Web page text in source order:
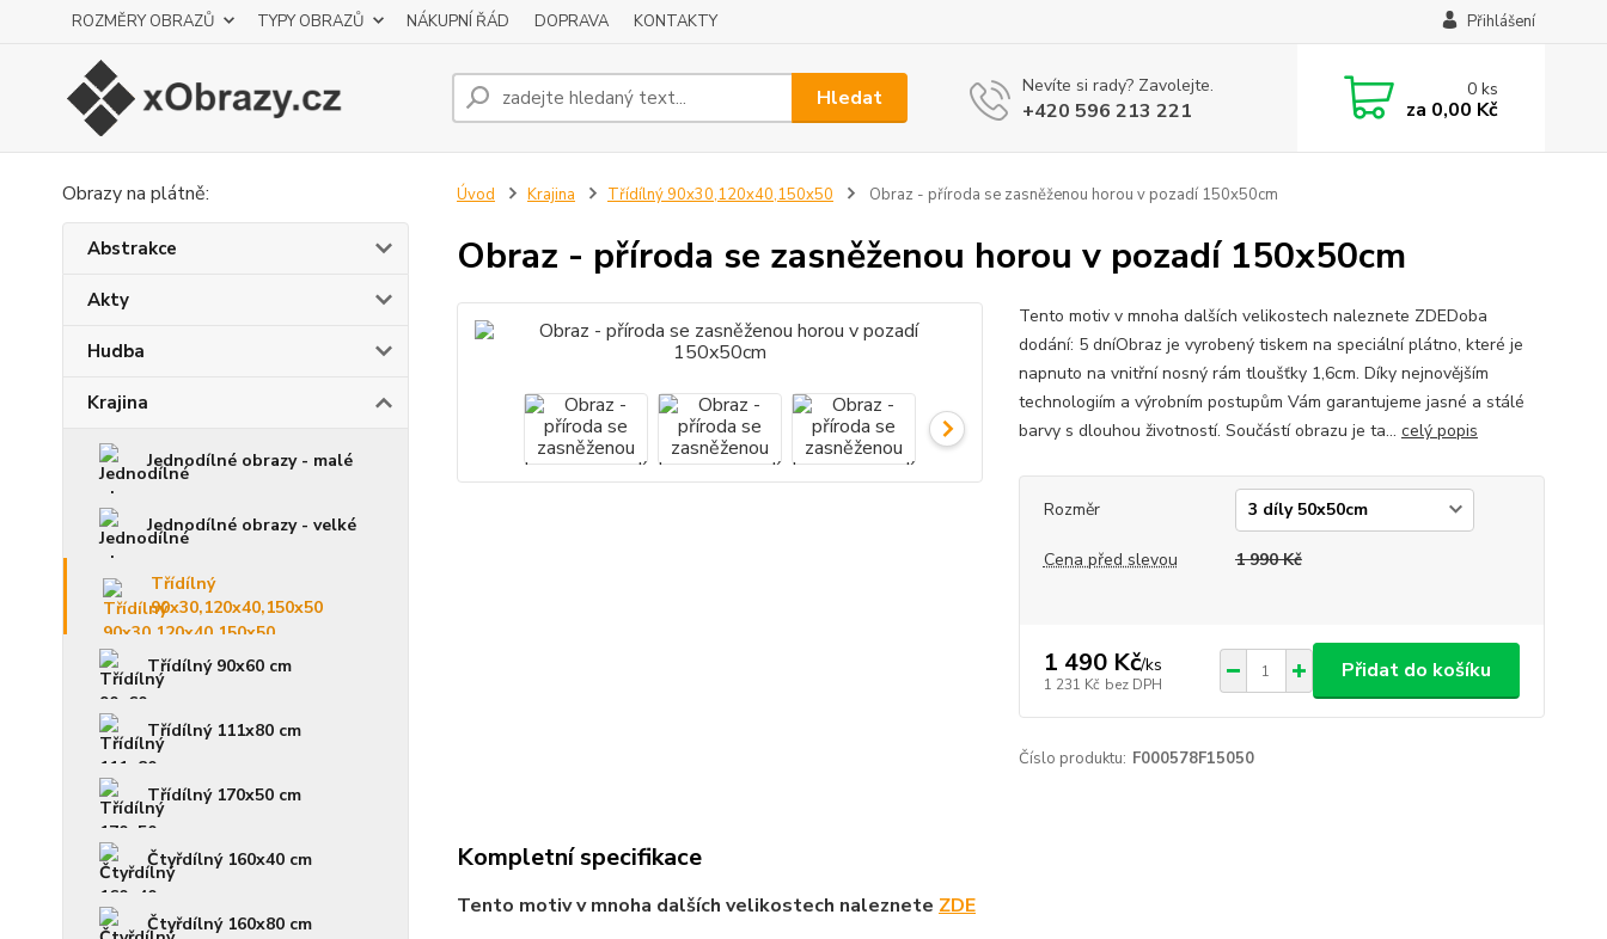
ROZMĚRY OBRAZŮ TYPY OBRAZŮ NÁKUPNÍ ŘÁD DOPRAVA KONTAKTY Přihlášení
Hledat Nevíte si rady? Zavolejte.
+420 596 213 221
0ks
za 0,00 Kč
Obrazy na plátně:
Abstrakce
Akty
Hudba
Krajina
Jednodílné obrazy - malé
Jednodílné obrazy - velké
Třídílný
90x30,120x40,150x50
Třídílný 90x60 cm
Třídílný 111x80 cm
Třídílný 170x50 cm
Čtyřdílný 160x40 cm
Čtyřdílný 160x80 cm
Úvod Krajina Třídílný 90x30,120x40,150x50 Obraz - příroda se zasněženou horou v pozadí 150x50cm
Obraz - příroda se zasněženou horou v pozadí 150x50cm
Tento motiv v mnoha dalších velikostech naleznete ZDEDoba
dodání: 5 dníObraz je vyrobený tiskem na speciální plátno, které je
napnuto na vnitřní nosný rám tloušťky 1,6cm. Díky nejnovějším
technologiím a výrobním postupům Vám garantujeme jasné a stálé
barvy s dlouhou životností. Součástí obrazu je ta... celý popis
Rozměr
Cena před slevou 1 990 Kč
1 490 Kč/ks
1 231 Kč bez DPH
Přidat do košíku
Číslo produktu: F000578F15050
Kompletní specifikace
Tento motiv v mnoha dalších velikostech naleznete ZDE